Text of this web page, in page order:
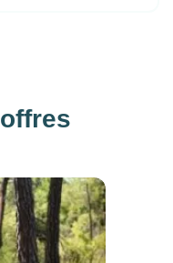
offres